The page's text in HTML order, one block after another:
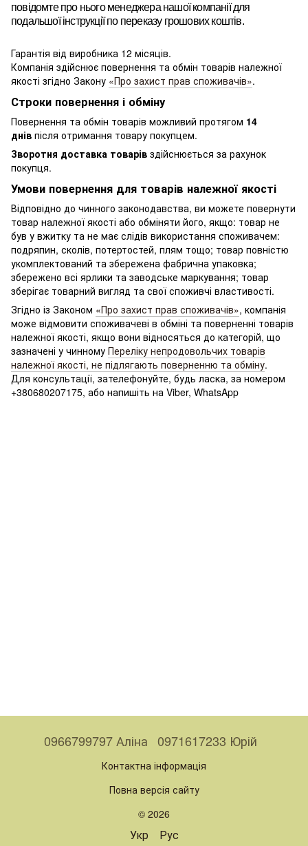
повідомте про нього менеджера нашої компанії для
подальшої інструкції по переказу грошових коштів.
Гарантія від виробника 12 місяців.
Компанія здійснює повернення та обмін товарів належної
якості згідно Закону «Про захист прав споживачів».
Строки повернення і обміну
Повернення та обмін товарів можливий протягом 14
днів після отримання товару покупцем.
Зворотня доставка товарів здійснюється за рахунок
покупця.
Умови повернення для товарів належної якості
Відповідно до чинного законодавства, ви можете повернути
товар належної якості або обміняти його, якщо: товар не
був у вжитку та не має слідів використання споживачем:
подряпин, сколів, потертостей, плям тощо; товар повністю
укомплектований та збережена фабрична упаковка;
збережено всі ярлики та заводське маркування; товар
зберігає товарний вигляд та свої споживчі властивості.
Згідно із Законом «Про захист прав споживачів», компанія
може відмовити споживачеві в обміні та поверненні товарів
належної якості, якщо вони відносяться до категорій, що
зазначені у чинному Переліку непродовольчих товарів
належної якості, не підлягають поверненню та обміну.
Для консультації, зателефонуйте, будь ласка, за номером
+380680207175, або напишіть на Viber, WhatsApp
0966799797 Аліна 0971617233 Юрій
Контактна інформація
Повна версія сайту
© 2026
Укр Рус